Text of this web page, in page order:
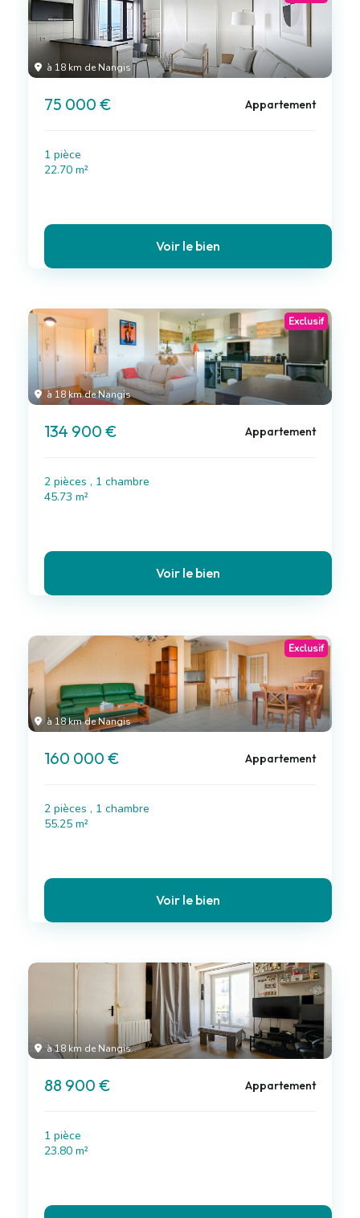
à 18 km de Nangis
75 000 € Appartement
1 pièce
22.70 m²
Voir le bien
à 18 km de Nangis
Exclusif
134 900 € Appartement
2 pièces , 1 chambre
45.73 m²
Voir le bien
à 18 km de Nangis
Exclusif
160 000 € Appartement
2 pièces , 1 chambre
55.25 m²
Voir le bien
à 18 km de Nangis
88 900 € Appartement
1 pièce
23.80 m²